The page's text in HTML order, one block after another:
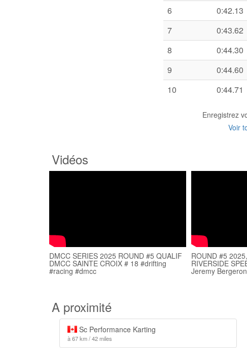
6
0:42.13
7
0:43.62
8
0:44.30
9
0:44.60
10
0:44.71
Enregistrez
Voir
Vidéos
DMCC SERIES 2025 ROUND #5 QUALIF
DMCC SAINTE CROIX # 18 #drifting
#racing #dmcc
ROUND #5
RIVERSIDE
Jeremy
A proximité
Sc Performance Karting
à 67 km / 42 miles